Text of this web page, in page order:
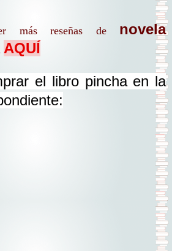
más reseñas de novela
AQUÍ
el libro pincha en la